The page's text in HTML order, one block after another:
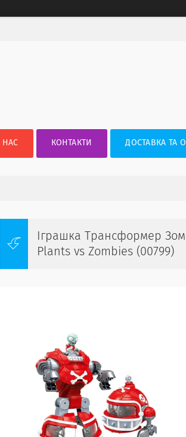
НАС КОНТАКТИ ДОСТАВКА ТА
Іграшка Трансформер
Plants vs Zombies (00799)